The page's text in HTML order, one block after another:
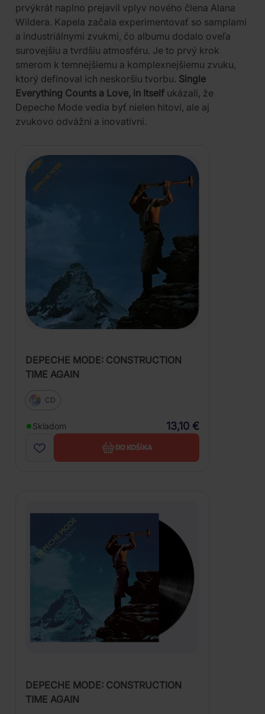
prvýkrát naplno prejavil vplyv nového člena Alana
Wildera. Kapela začala experimentovať so samplami
a industriálnymi zvukmi, čo albumu dodalo oveľa
surovejšiu a tvrdšiu atmosféru. Je to prvý krok
smerom k temnejšiemu a komplexnejšiemu zvuku,
ktorý definoval ich neskoršiu tvorbu. Single
Everything Counts a Love, in Itself ukázali, že
Depeche Mode vedia byť nielen hitoví, ale aj
zvukovo odvážni a inovatívni.
DEPECHE MODE: CONSTRUCTION
TIME AGAIN
CD
Skladom 13,10 €
DO KOŠÍKA
DEPECHE MODE: CONSTRUCTION
TIME AGAIN